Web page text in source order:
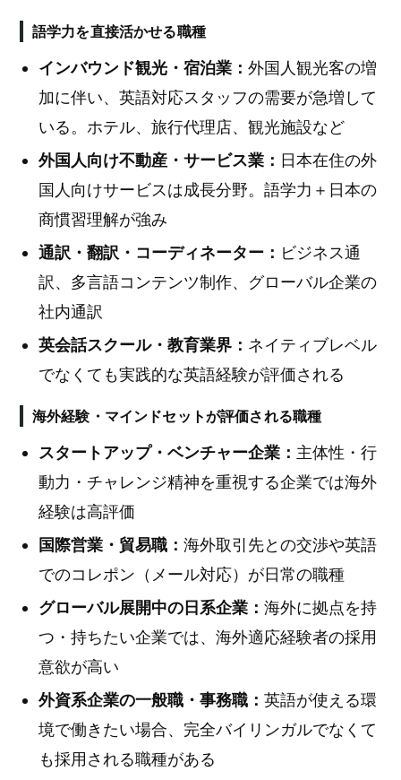
語学力を直接活かせる職種
インバウンド観光・宿泊業： 外国人観光客の増
加に伴い、英語対応スタッフの需要が急増して
いる。ホテル、旅行代理店、観光施設など
外国人向け不動産・サービス業： 日本在住の外
国人向けサービスは成長分野。語学力＋日本の
商慣習理解が強み
通訳・翻訳・コーディネーター： ビジネス通
訳、多言語コンテンツ制作、グローバル企業の
社内通訳
英会話スクール・教育業界： ネイティブレベル
でなくても実践的な英語経験が評価される
海外経験・マインドセットが評価される職種
スタートアップ・ベンチャー企業： 主体性・行
動力・チャレンジ精神を重視する企業では海外
経験は高評価
国際営業・貿易職： 海外取引先との交渉や英語
でのコレポン（メール対応）が日常の職種
グローバル展開中の日系企業： 海外に拠点を持
つ・持ちたい企業では、海外適応経験者の採用
意欲が高い
外資系企業の一般職・事務職： 英語が使える環
境で働きたい場合、完全バイリンガルでなくて
も採用される職種がある